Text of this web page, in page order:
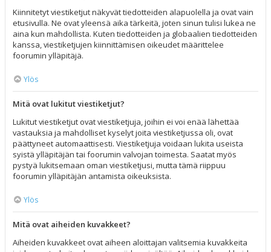
Kiinnitetyt viestiketjut näkyvät tiedotteiden alapuolella ja ovat vain
etusivulla. Ne ovat yleensä aika tärkeitä, joten sinun tulisi lukea ne
aina kun mahdollista. Kuten tiedotteiden ja globaalien tiedotteiden
kanssa, viestiketjujen kiinnittämisen oikeudet määrittelee
foorumin ylläpitäjä.
Ylös
Mitä ovat lukitut viestiketjut?
Lukitut viestiketjut ovat viestiketjuja, joihin ei voi enää lähettää
vastauksia ja mahdolliset kyselyt joita viestiketjussa oli, ovat
päättyneet automaattisesti. Viestiketjuja voidaan lukita useista
syistä ylläpitäjän tai foorumin valvojan toimesta. Saatat myös
pystyä lukitsemaan oman viestiketjusi, mutta tämä riippuu
foorumin ylläpitäjän antamista oikeuksista.
Ylös
Mitä ovat aiheiden kuvakkeet?
Aiheiden kuvakkeet ovat aiheen aloittajan valitsemia kuvakkeita